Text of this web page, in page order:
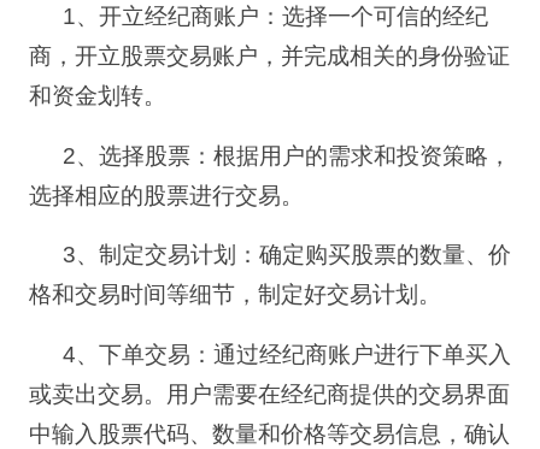
1、开立经纪商账户：选择一个可信的经纪
商，开立股票交易账户，并完成相关的身份验证
和资金划转。
2、选择股票：根据用户的需求和投资策略，
选择相应的股票进行交易。
3、制定交易计划：确定购买股票的数量、价
格和交易时间等细节，制定好交易计划。
4、下单交易：通过经纪商账户进行下单买入
或卖出交易。用户需要在经纪商提供的交易界面
中输入股票代码、数量和价格等交易信息，确认